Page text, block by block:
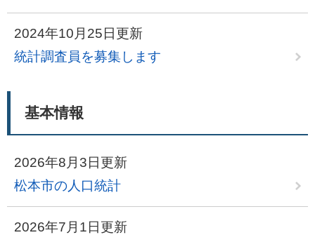
2024年10月25日更新
統計調査員を募集します
基本情報
2026年8月3日更新
松本市の人口統計
2026年7月1日更新